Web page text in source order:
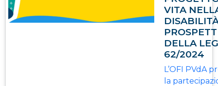
VITA
DELLA
62/2024
L’OFI PVdA
la